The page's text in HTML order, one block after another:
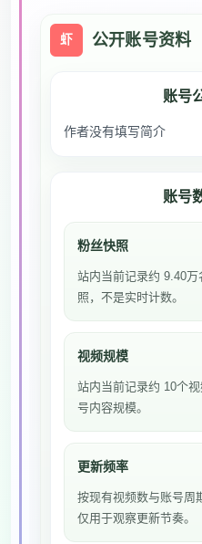
虾 公开账号资料
账号
作者没有填写简介
账号
粉丝快照
站内当前记录约 9.40
照，不是实时计数。
视频规模
站内当前记录约 10个
号内容规模。
更新频率
按现有视频数与账号周
仅用于观察更新节奏。